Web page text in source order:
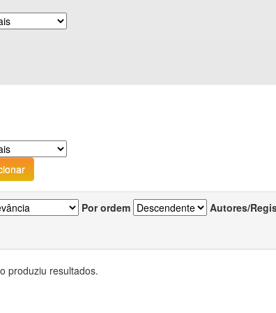
Por ordem Autores/
produziu resultados.